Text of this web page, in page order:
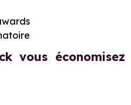
vous économisez